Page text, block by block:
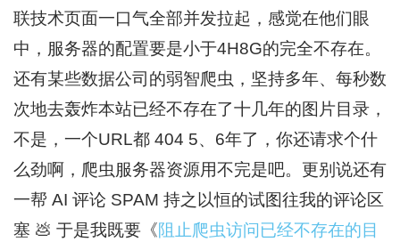
联技术页面一口气全部并发拉起，感觉在他们眼
中，服务器的配置要是小于4H8G的完全不存在。
还有某些数据公司的弱智爬虫，坚持多年、每秒数
次地去轰炸本站已经不存在了十几年的图片目录，
不是，一个URL都 404 5、6年了，你还请求个什
么劲啊，爬虫服务器资源用不完是吧。更别说还有
一帮 AI 评论 SPAM 持之以恒的试图往我的评论区
塞 💩 于是我既要《阻止爬虫访问已经不存在的目